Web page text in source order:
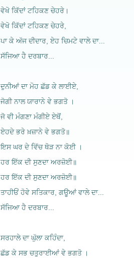
ਵੇਖੋ ਕਿੱਦਾਂ ਟਹਿਕਣ ਚੇਹਰੇ।
ਵੇਖੋ ਕਿੱਦਾਂ ਟਹਿਕਣ ਚੇਹਰੇ,
ਪਾ ਕੇ ਅੱਜ ਦੀਦਾਰ, ਏਹ ਚਿਮਟੇ ਵਾਲੇ ਦਾ...
ਸੱਜਿਆ ਹੈ ਦਰਬਾਰ...
ਦੁਨੀਆਂ ਦਾ ਮੋਹ ਛੱਡ ਕੇ ਲਾਈਏ,
ਜੋਗੀ ਨਾਲ ਯਾਰਾਨੇ ਵੇ ਭਗਤੋ ।
ਜੋ ਵੀ ਮੰਗਣਾ ਮੰਗੀਏ ਏਥੋਂ,
ਏਹਦੇ ਭਰੇ ਖ਼ਜ਼ਾਨੇ ਵੇ ਭਗਤੋ॥
ਇਸ ਘਰ ਦੇ ਵਿੱਚ ਥੋੜ ਨਾ ਕੋਈ ।
ਹਰ ਇੱਕ ਦੀ ਸੁਣਦਾ ਅਰਜ਼ੋਈ॥
ਹਰ ਇੱਕ ਦੀ ਸੁਣਦਾ ਅਰਜ਼ੋਈ॥
ਤਾਹੀਓਂ ਹੋਵੇ ਸਤਿਕਾਰ, ਗਊਆਂ ਵਾਲੇ ਦਾ...
ਸੱਜਿਆ ਹੈ ਦਰਬਾਰ...
ਸਰਹਾਲੇ ਦਾ ਘੁੱਲਾ ਕਹਿੰਦਾ,
ਛੱਡ ਕੇ ਸਭ ਚਤੁਰਾਈਆਂ ਵੇ ਭਗਤੋ ।